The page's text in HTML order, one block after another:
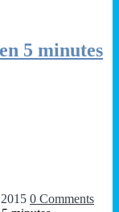
5 minutes
0 Comments